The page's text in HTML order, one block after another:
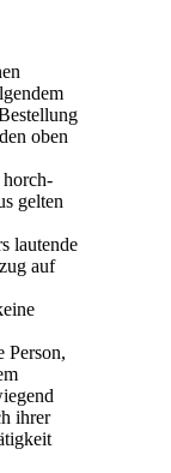
oben
horch-
gelten
lautende
auf
Person,
ihrer